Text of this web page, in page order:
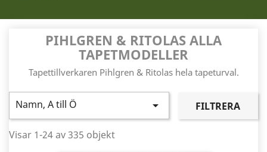
PIHLGREN & RITOLAS ALLA
TAPETMODELLER
Tapettillverkaren Pihlgren & Ritolas hela tapeturval.
Namn, A till Ö  FILTRERA
Visar 1-24 av 335 objekt